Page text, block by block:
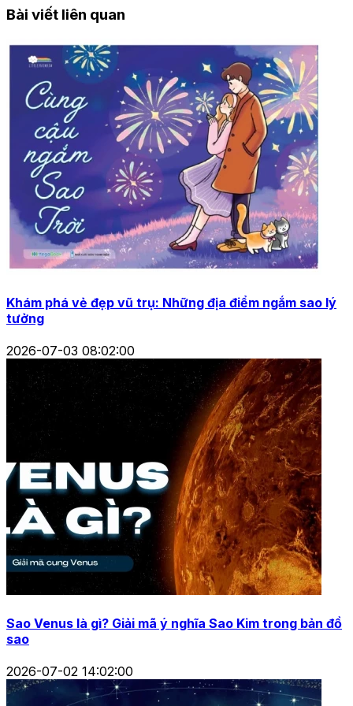
Bài viết liên quan
Khám phá vẻ đẹp vũ trụ: Những địa điểm ngắm sao lý
tưởng
2026-07-03 08:02:00
Sao Venus là gì? Giải mã ý nghĩa Sao Kim trong bản đồ
sao
2026-07-02 14:02:00